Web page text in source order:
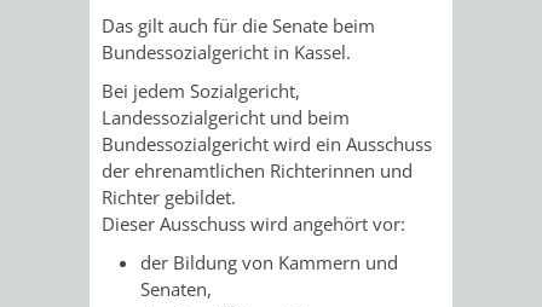
STADT
WIEDERVERMIETUNGSPRÄMIE
AMT
Das gilt auch für die Senate beim
Bundessozialgericht in Kassel.
Bei jedem Sozialgericht,
Landessozialgericht und beim
Bundessozialgericht wird ein Ausschuss
der ehrenamtlichen Richterinnen und
Richter gebildet.
Dieser Ausschuss wird angehört vor:
der Bildung von Kammern und
Senaten,